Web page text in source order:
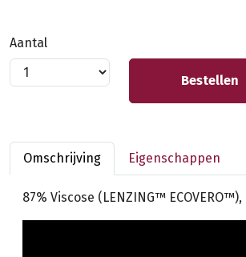
Aantal
Bestellen
Omschrijving Eigenschappen
87% Viscose (LENZING™ ECOVERO™),